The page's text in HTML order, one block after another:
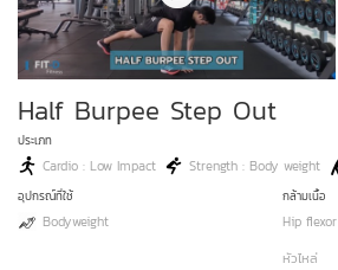
Half Burpee Step Out
ประเภท
Cardio : Low Impact Strength : Body weight
อุปกรณ์ที่ใช้
Bodyweight
กล้ามเนื้อ
Hip flexor
หัวไหล่